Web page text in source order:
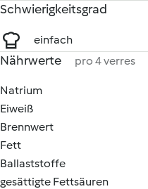
Schwierigkeitsgrad
einfach
Nährwerte pro 4 verres
Natrium
Eiweiß
Brennwert
Fett
Ballaststoffe
gesättigte Fettsäuren